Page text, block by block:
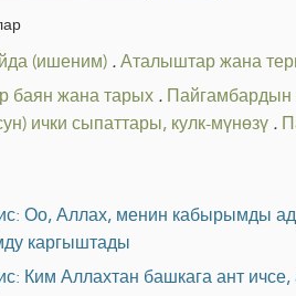
(ишеним).Аталыштар жана
баян жана тарых.
ички сыпаттары, кулк-мүнөзү.
Оо, Аллах, менин кабырымды
каргыштады
Ким Аллахтан башкага ант